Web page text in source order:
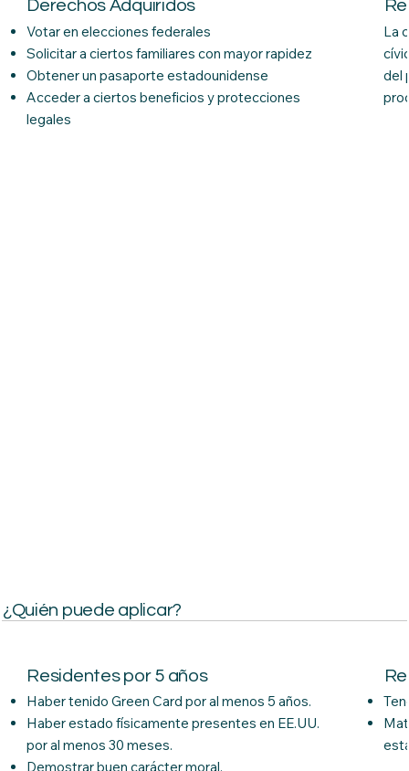
Derechos Adquiridos
Votar en elecciones federales
Solicitar a ciertos familiares con mayor rapidez
Obtener un pasaporte estadounidense
Acceder a ciertos beneficios y protecciones
legales
La
del
¿Quién puede aplicar?
Residentes por 5 años
Haber tenido Green Card por al menos 5 años.
Haber estado físicamente presentes en EE.UU.
por al menos 30 meses.
Demostrar buen carácter moral.